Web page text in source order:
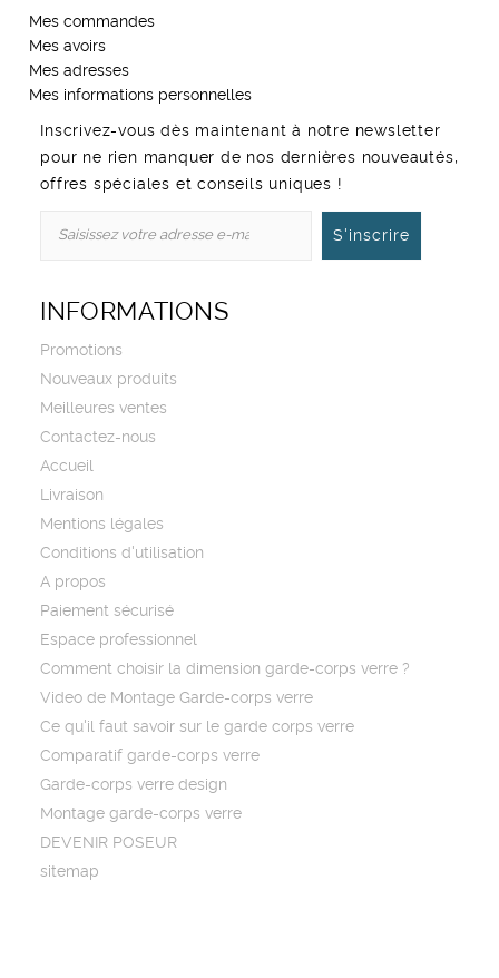
Mes commandes
Mes avoirs
Mes adresses
Mes informations personnelles
Inscrivez-vous dès maintenant à notre newsletter
pour ne rien manquer de nos dernières nouveautés,
offres spéciales et conseils uniques !
S'inscrire
INFORMATIONS
Promotions
Nouveaux produits
Meilleures ventes
Contactez-nous
Accueil
Livraison
Mentions légales
Conditions d'utilisation
A propos
Paiement sécurisé
Espace professionnel
Comment choisir la dimension garde-corps verre ?
Video de Montage Garde-corps verre
Ce qu'il faut savoir sur le garde corps verre
Comparatif garde-corps verre
Garde-corps verre design
Montage garde-corps verre
DEVENIR POSEUR
sitemap